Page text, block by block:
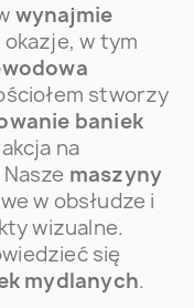
wynajmie
w tym
stworzy
baniek
na
maszyny
w obsłudze i
wizualne.
się
mydlanych.